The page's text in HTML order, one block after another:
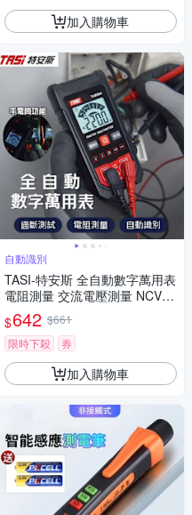
加入購物車
自動識別
TASI-特安斯 全自動數字萬用表
電阻測量 交流電壓測量 NCV非
接觸感應 三用電表 電流表 測量
工具
$642 $661
限時下殺
券
加入購物車